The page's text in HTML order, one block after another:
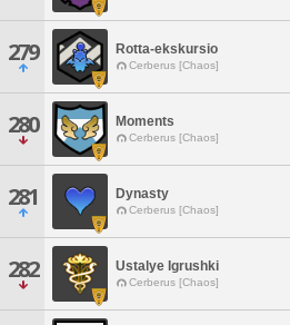
279 Rotta-ekskursio
Cerberus [Chaos]
280 Moments
Cerberus [Chaos]
281 Dynasty
Cerberus [Chaos]
282 Ustalye Igrushki
Cerberus [Chaos]